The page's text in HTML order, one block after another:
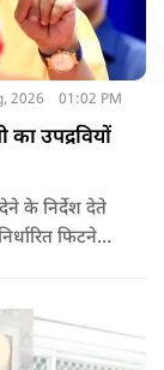
2026 01:02 PM
का उपद्रवियों
के निर्देश देते
फिटनेस
की जा सके.